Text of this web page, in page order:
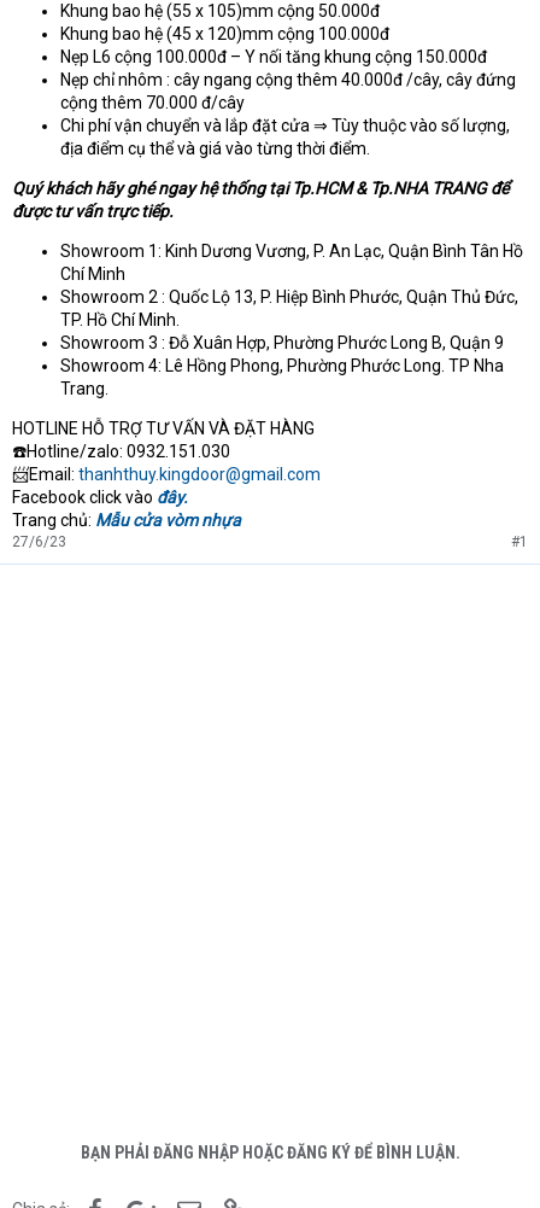
Khung bao hệ (55 x 105)mm cộng 50.000đ
Khung bao hệ (45 x 120)mm cộng 100.000đ
Nẹp L6 cộng 100.000đ – Y nối tăng khung cộng 150.000đ
Nẹp chỉ nhôm : cây ngang cộng thêm 40.000đ /cây, cây đứng
cộng thêm 70.000 đ/cây
Chi phí vận chuyển và lắp đặt cửa ⇒ Tùy thuộc vào số lượng,
địa điểm cụ thể và giá vào từng thời điểm.
Quý khách hãy ghé ngay hệ thống tại Tp.HCM & Tp.NHA TRANG để
được tư vấn trực tiếp.
Showroom 1: Kinh Dương Vương, P. An Lạc, Quận Bình Tân Hồ
Chí Minh
Showroom 2 : Quốc Lộ 13, P. Hiệp Bình Phước, Quận Thủ Đức,
TP. Hồ Chí Minh.
Showroom 3 : Đỗ Xuân Hợp, Phường Phước Long B, Quận 9
Showroom 4: Lê Hồng Phong, Phường Phước Long. TP Nha
Trang.
HOTLINE HỖ TRỢ TƯ VẤN VÀ ĐẶT HÀNG
☎️Hotline/zalo: 0932.151.030
📨Email: thanhthuy.kingdoor@gmail.com
Facebook click vào đây.
Trang chủ: Mẫu cửa vòm nhựa
27/6/23 #1
BẠN PHẢI ĐĂNG NHẬP HOẶC ĐĂNG KÝ ĐỂ BÌNH LUẬN.